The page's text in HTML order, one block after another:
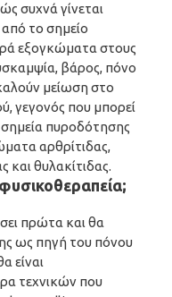
συχνά γίνεται
το σημείο
εξογκώματα στους
βάρος, πόνο
μείωση στο
γεγονός που μπορεί
σημεία πυροδότησης
αρθρίτιδας,
και θυλακίτιδας.
πρώτα και θα
ως πηγή του πόνου
είναι
τεχνικών που